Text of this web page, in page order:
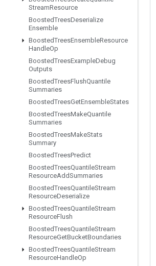
StreamResource
BoostedTreesDeserialize
Ensemble
BoostedTreesEnsembleResource
HandleOp
BoostedTreesExampleDebug
Outputs
BoostedTreesFlushQuantile
Summaries
BoostedTreesGetEnsembleStates
BoostedTreesMakeQuantile
Summaries
BoostedTreesMakeStats
Summary
BoostedTreesPredict
BoostedTreesQuantileStream
ResourceAddSummaries
BoostedTreesQuantileStream
ResourceDeserialize
BoostedTreesQuantileStream
ResourceFlush
BoostedTreesQuantileStream
ResourceGetBucketBoundaries
BoostedTreesQuantileStream
ResourceHandleOp